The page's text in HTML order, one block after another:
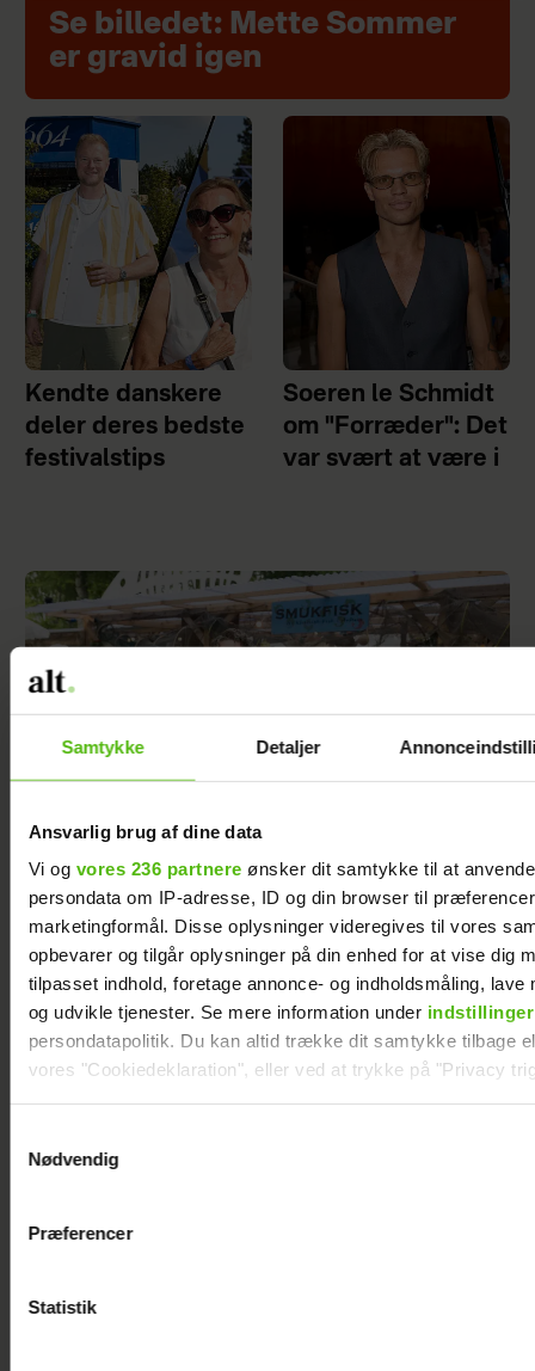
Samtykke Detaljer
Ansvarlig brug af dine data
Vi og vores 236 partnere ønsker dit samtykke til at
persondata om IP-adresse, ID og din browser til
marketingformål. Disse oplysninger videregives til vores
opbevarer og tilgår oplysninger på din enhed for at vise dig
tilpasset indhold, foretage annonce- og indholdsmåling, lave
og udvikle tjenester. Se mere information under indstillinger
persondatapolitik. Du kan altid trække dit samtykke tilbage
vores "Cookiedeklaration", eller ved at trykke på "Privacy
Vi anvender egne cookies og cookies fra tredjeparter til at
generere statistik og huske dine præferencer samt til brug
Nødvendig
Præferencer
Statistik
Se billedet: Mette Sommer
er gravid igen
Kendte danskere
deler deres bedste
festivalstips
Soeren le Schmidt
om "Forræder": Det
var svært at være i
Thomas Evers Poulsen og Sæþór
Kristínssons utraditionelle bryllupsrejse:
Derfor var datteren med